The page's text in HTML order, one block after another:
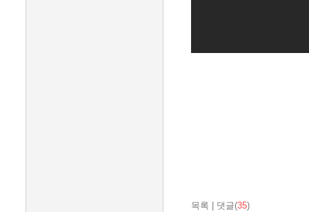
목록 댓글(35)